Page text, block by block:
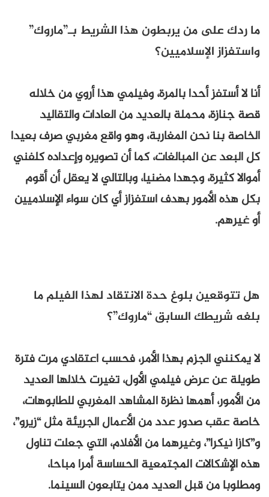
ما ردك على من يربطون هذا الشريط بـ”ماروك”
واستفزاز الإسلاميين؟
أنا لا أستفز أحدا بالمرة، وفيلمي هذا أروي من خلاله
قصة جنازة، محملة بالعديد من العادات والتقاليد
الخاصة بنا نحن المغاربة، وهو واقع مغربي صرف بعيدا
كل البعد عن المبالغات، كما أن تصويره وإعداده كلفني
أموالا كثيرة، وجهدا مضنيا، وبالتالي لا يعقل أن أقوم
بكل هذه الأمور بهدف استفزاز أي كان سواء الإسلاميين
أو غيرهم.
هل تتوقعين بلوغ حدة الانتقاد لهذا الفيلم ما
بلغه شريطك السابق “ماروك”؟
لا يمكنني الجزم بهذا الأمر، فحسب اعتقادي مرت فترة
طويلة عن عرض فيلمي الأول، تغيرت خلالها العديد
من الأمور، أهمها نظرة المشاهد المغربي للطابوهات،
خاصة عقب صدور عدد من الأعمال الجريئة مثل “زيرو”،
و”كازا نيكرا”، وغيرهما من الأفلام، التي جعلت تناول
هذه الإشكالات المجتمعية الحساسة أمرا مباحا،
ومطلوبا من قبل العديد ممن يتابعون السينما.